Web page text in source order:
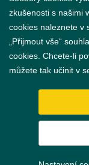
zkušenosti s našimi
cookies naleznete v
„Přijmout vše“
cookies. Chcete-li
můžete tak učinit v